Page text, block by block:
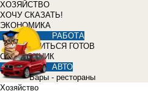
ХОЗЯЙСТВО
ХОЧУ СКАЗАТЬ!
ЭКОНОМИКА
РАБОТА
УЧИТЬСЯ ГОТОВ
СПРАВОЧНИК
АВТО
Бары - рестораны
Хозяйство